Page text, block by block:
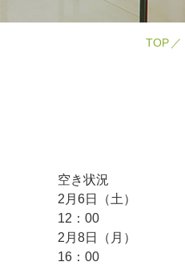
TOP
空き状況
2月6日（土）
12：00
2月8日（月）
16：00